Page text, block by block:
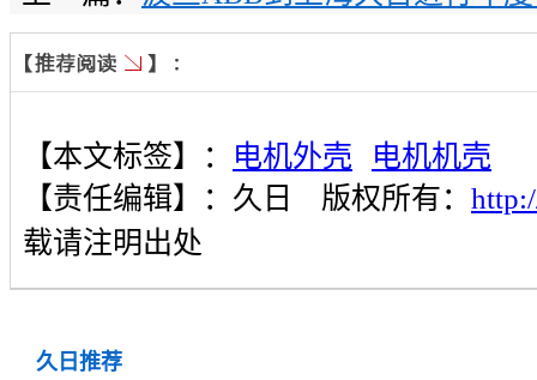
【本文标签】： 电机外壳
电机机壳
【责任编辑】： 久日 版权所有：
载请注明出处
久日推荐